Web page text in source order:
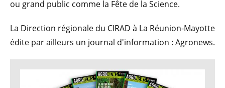
ou grand public comme la Fête de la Science.
La Direction régionale du CIRAD à La Réunion-Mayotte
édite par ailleurs un journal d'information : Agronews.